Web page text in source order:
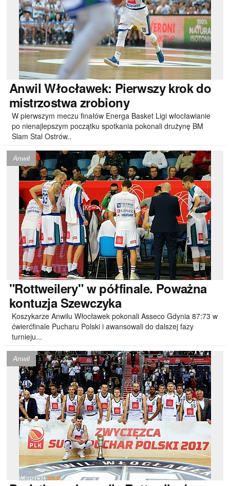
Anwil Włocławek: Pierwszy krok do
mistrzostwa zrobiony
W pierwszym meczu finałów Energa Basket Ligi włocławianie
po nienajlepszym początku spotkania pokonali drużynę BM
Slam Stal Ostrów..
Anwil
"Rottweilery"w półfinale. Poważna
kontuzja Szewczyka
Koszykarze Anwilu Włocławek pokonali Asseco Gdynia 87:73 w
ćwierćfinale Pucharu Polski i awansowali do dalszej fazy
turnieju...
Anwil